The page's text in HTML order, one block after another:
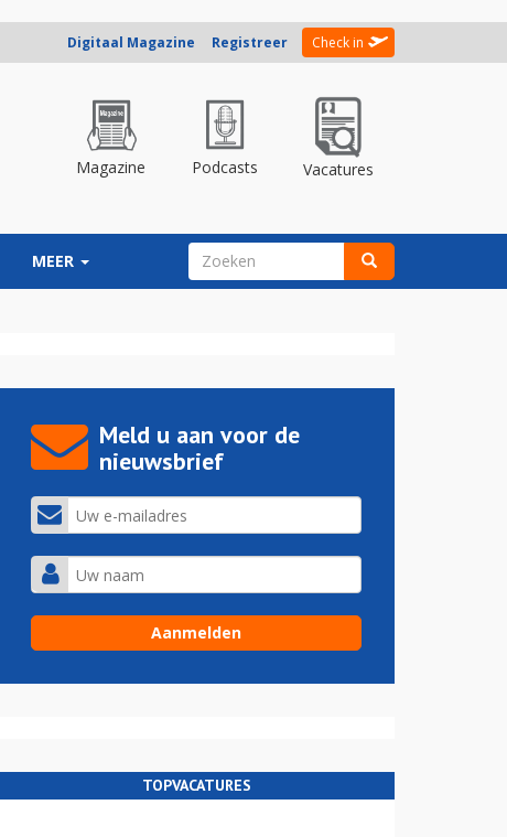
Digitaal Magazine Registreer Check in
Magazine Podcasts Vacatures
MEER ZOEKVELD
Meld u aan voor de
nieuwsbrief
TOPVACATURES